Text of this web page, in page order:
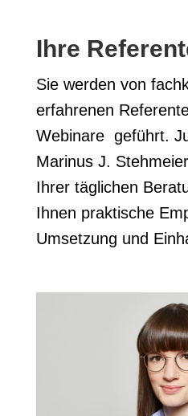
Ihre
Sie werden von
erfahrenen
Webinare geführt.
Marinus J.
Ihrer täglichen
Ihnen praktische
Umsetzung und